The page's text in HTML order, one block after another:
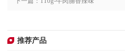
推荐产品